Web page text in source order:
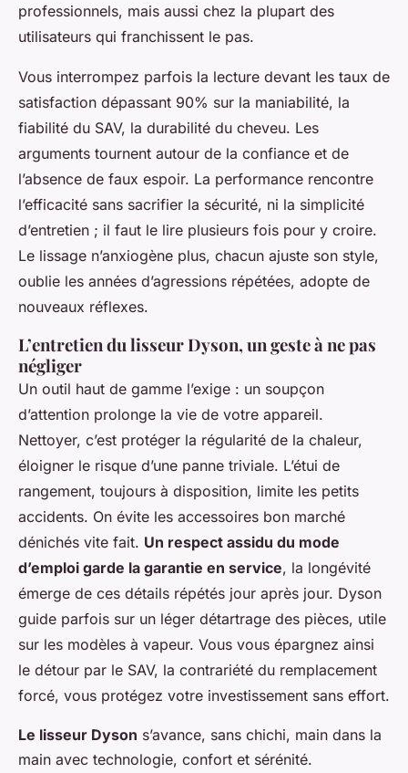
professionnels, mais aussi chez la plupart des
utilisateurs qui franchissent le pas.
Vous interrompez parfois la lecture devant les taux de
satisfaction dépassant 90% sur la maniabilité, la
fiabilité du SAV, la durabilité du cheveu. Les
arguments tournent autour de la confiance et de
l’absence de faux espoir. La performance rencontre
l’efficacité sans sacrifier la sécurité, ni la simplicité
d’entretien ; il faut le lire plusieurs fois pour y croire.
Le lissage n’anxiogène plus, chacun ajuste son style,
oublie les années d’agressions répétées, adopte de
nouveaux réflexes.
L’entretien du lisseur Dyson, un geste à ne pas
négliger
Un outil haut de gamme l’exige : un soupçon
d’attention prolonge la vie de votre appareil.
Nettoyer, c’est protéger la régularité de la chaleur,
éloigner le risque d’une panne triviale. L’étui de
rangement, toujours à disposition, limite les petits
accidents. On évite les accessoires bon marché
dénichés vite fait. Un respect assidu du mode
d’emploi garde la garantie en service, la longévité
émerge de ces détails répétés jour après jour. Dyson
guide parfois sur un léger détartrage des pièces, utile
sur les modèles à vapeur. Vous vous épargnez ainsi
le détour par le SAV, la contrariété du remplacement
forcé, vous protégez votre investissement sans effort.
Le lisseur Dyson s’avance, sans chichi, main dans la
main avec technologie, confort et sérénité.